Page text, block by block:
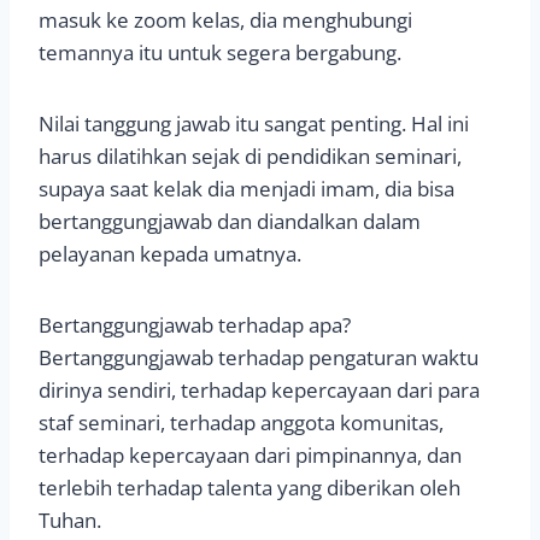
masuk ke zoom kelas, dia menghubungi
temannya itu untuk segera bergabung.
Nilai tanggung jawab itu sangat penting. Hal ini
harus dilatihkan sejak di pendidikan seminari,
supaya saat kelak dia menjadi imam, dia bisa
bertanggungjawab dan diandalkan dalam
pelayanan kepada umatnya.
Bertanggungjawab terhadap apa?
Bertanggungjawab terhadap pengaturan waktu
dirinya sendiri, terhadap kepercayaan dari para
staf seminari, terhadap anggota komunitas,
terhadap kepercayaan dari pimpinannya, dan
terlebih terhadap talenta yang diberikan oleh
Tuhan.